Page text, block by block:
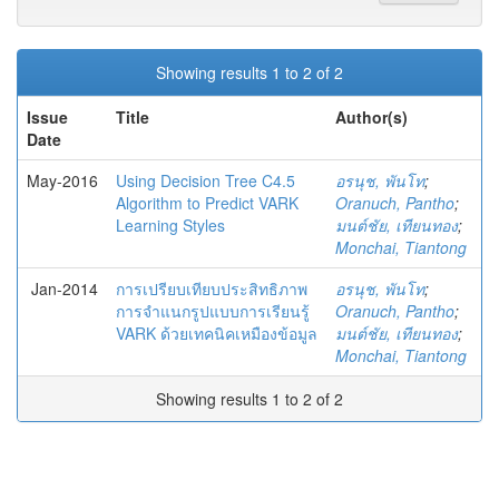
Showing results 1 to 2 of 2
Issue
Date
Title Author(s)
May-2016
Using Decision Tree C4.5
Algorithm to Predict VARK
Learning Styles
อรนุช, พันโท;
Oranuch, Pantho;
มนต์ชัย, เทียนทอง;
Monchai, Tiantong
Jan-2014
การเปรียบเทียบประสิทธิภาพ
การจำแนกรูปแบบการเรียนรู้
VARK ด้วยเทคนิคเหมืองข้อมูล
อรนุช, พันโท;
Oranuch, Pantho;
มนต์ชัย, เทียนทอง;
Monchai, Tiantong
Showing results 1 to 2 of 2